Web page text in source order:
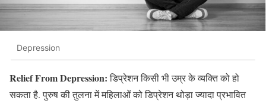
Depression
Relief From Depression:डिप्रेशन किसी भी उम्र के व्यक्ति को हो
सकता है. पुरुष की तुलना में महिलाओं को डिप्रेशन थोड़ा ज्यादा प्रभावित